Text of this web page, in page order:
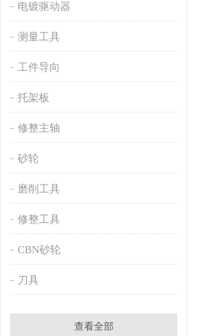
电镀驱动器
测量工具
工件导向
托架板
修整主轴
砂轮
磨削工具
修整工具
CBN砂轮
刀具
查看全部